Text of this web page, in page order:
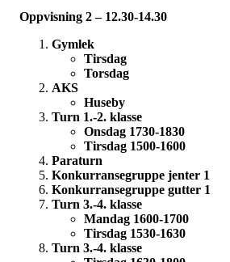
Oppvisning 2 – 12.30-14.30
Gymlek
Tirsdag
Torsdag
AKS
Huseby
Turn 1.-2. klasse
Onsdag 1730-1830
Tirsdag 1500-1600
Paraturn
Konkurransegruppe jenter 1
Konkurransegruppe gutter 1
Turn 3.-4. klasse
Mandag 1600-1700
Tirsdag 1530-1630
Turn 3.-4. klasse